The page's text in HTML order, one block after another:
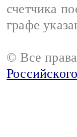
счетчика
графе
© Все